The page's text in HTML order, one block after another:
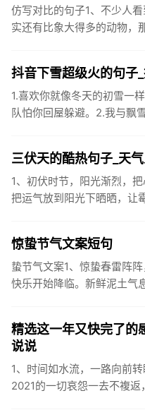
仿写对比的句子1、不少人
实还有比象大得多的动物，
抖音下雪超级火的句子
1.喜欢你就像冬天的初雪一
队怕你回屋躲避。2.我与飘
三伏天的酷热句子_天
1、初伏时节，阳光渐烈，
把运气放到阳光下晒晒，让
惊蛰节气文案短句
蛰节气文案1、惊蛰春雷阵
快乐开始降临。新鲜泥土气
精选这一年又快完了的
说说
1、时间如水流，一路向前
2021的一切哀怨一去不複